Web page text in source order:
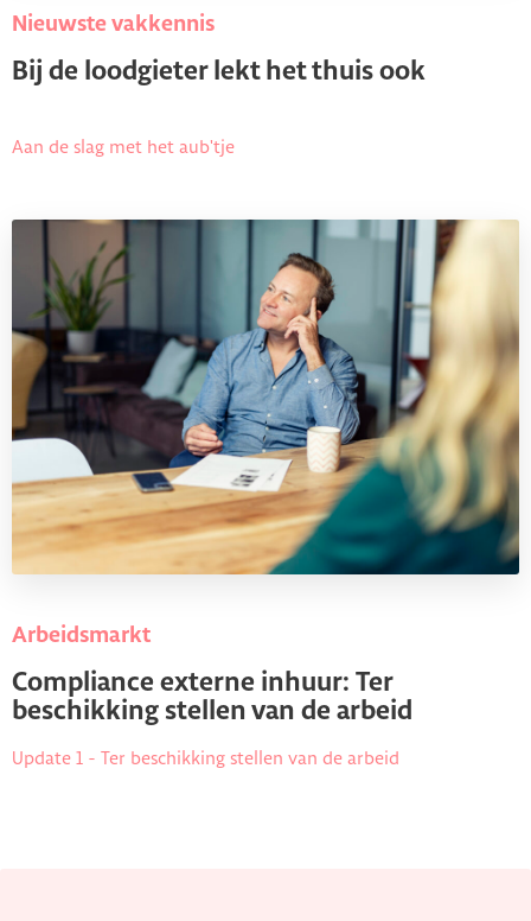
Nieuwste vakkennis
Bij de loodgieter lekt het thuis ook
Aan de slag met het aub'tje
Arbeidsmarkt
Compliance externe inhuur: Ter
beschikking stellen van de arbeid
Update 1 - Ter beschikking stellen van de arbeid